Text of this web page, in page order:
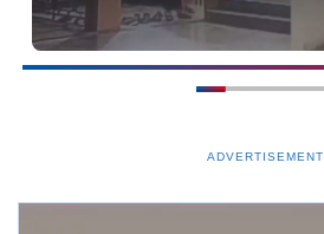
ADVERTISEMENT